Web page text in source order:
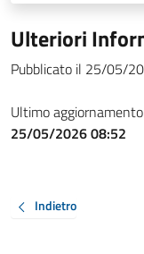
Ulteriori
Pubblicato il 25/05/
Ultimo aggiornamento
25/05/2026 08:52
Indietro